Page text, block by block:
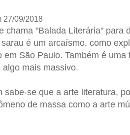
27/09/2018
chama "Balada Literária" para
é um arcaísmo, como
em São Paulo. Também é
algo mais massivo.
sabe-se que a arte literatura,
de massa como a arte